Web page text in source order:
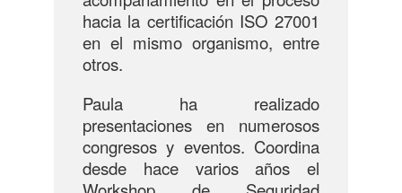
hacia la certificación ISO 27001
en el mismo organismo, entre
otros.
Paula ha realizado
presentaciones en numerosos
congresos y eventos. Coordina
desde hace varios años el